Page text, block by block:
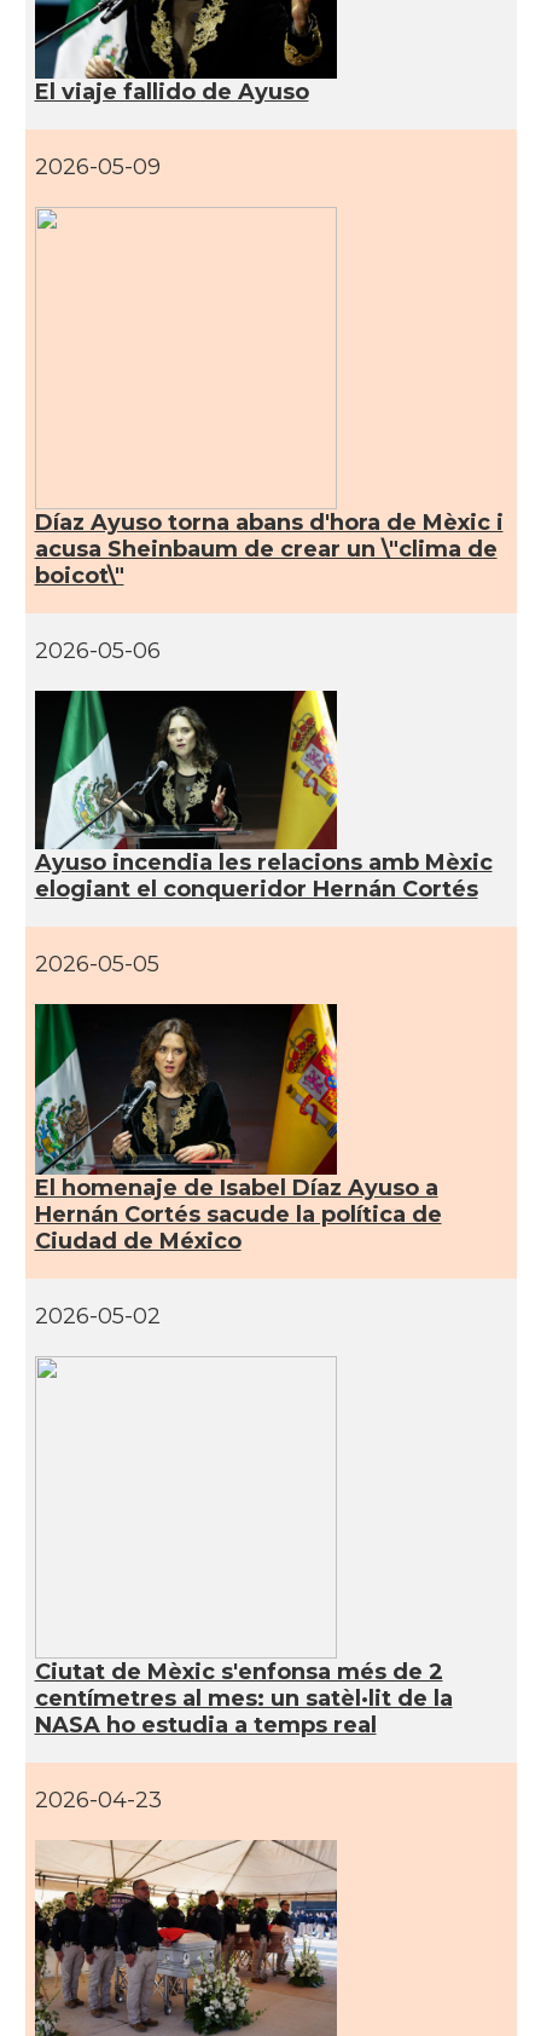
Ambaixada Embajada de España en México
El viaje fallido de Ayuso
2026-05-09
Díaz Ayuso torna abans d'hora de Mèxic i
acusa Sheinbaum de crear un \"clima de
boicot\"
2026-05-06
Ayuso incendia les relacions amb Mèxic
elogiant el conqueridor Hernán Cortés
2026-05-05
El homenaje de Isabel Díaz Ayuso a
Hernán Cortés sacude la política de
Ciudad de México
2026-05-02
Ciutat de Mèxic s'enfonsa més de 2
centímetres al mes: un satèl·lit de la
NASA ho estudia a temps real
2026-04-23